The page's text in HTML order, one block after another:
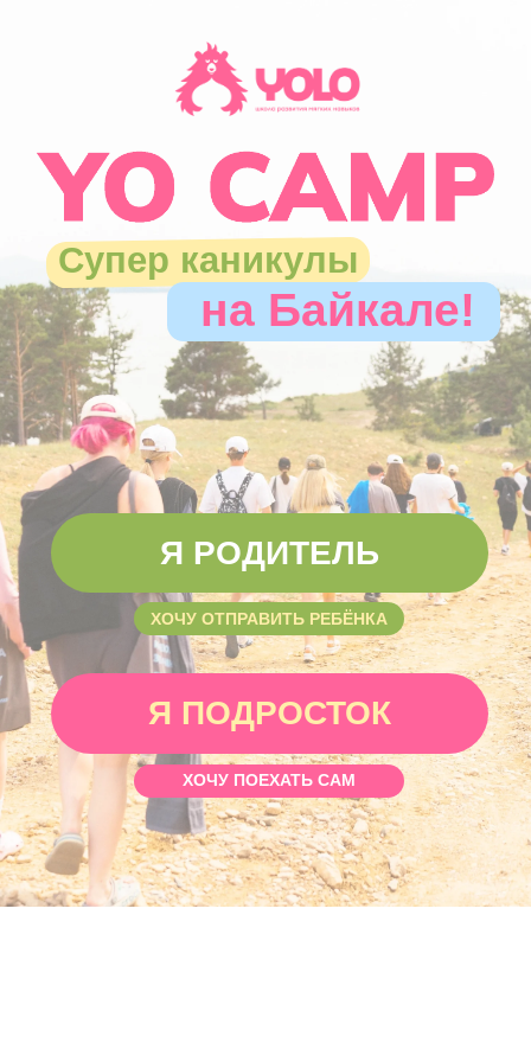
Супер каникулы
на Байкале!
Я РОДИТЕЛЬ
Я ПОДРОСТОК
ХОЧУ ОТПРАВИТЬ РЕБЁНКА
ХОЧУ ПОЕХАТЬ САМ